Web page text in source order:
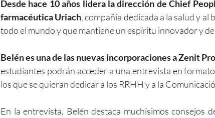
Desde hace 10 años lidera la dirección de Chief
farmacéutica Uriach, compañía dedicada a la salud y al
todo el mundo y que mantiene un espíritu innovador y
Belén es una de las nuevas incorporaciones a Zenit
estudiantes podrán acceder a una entrevista en
los que se quieran dedicar a los RRHH y a la
En la entrevista, Belén destaca muchísimos consejos